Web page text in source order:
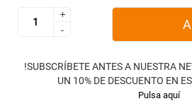
+
-
+
-
!SUBSCRÍBETE ANTES A NUESTRA
UN 10% DE DESCUENTO EN
Pulsa aquí